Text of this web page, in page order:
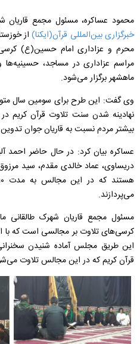
محمود عساکره، مسئول مجمع قاریان
خبرگزاری بین‌المللی قرآن(ایکنا)از
محرم و عزاداری امام حسین(ع)
مراسم عزاداری در مساجد،
ماهشهر برگزار می‌شود.
وی گفت: این طرح برای سومین سال
نهادینه شدن سنت تلاوت قرآن کریم
بیشتر مردم نسبت به قاریان جوان
عساکره بیان کرد: در حال حاضر احمد
دریساوی، عماد خالدی مقدم، سید
می‌پردازند.
مسئول مجمع قاریان شهرک طالقانی
کرسی‌های تلاوت بر مجالسی است که با
این طریق مجلس آماده شنیدن
قرآن کریم که در این مجالس تلاوت